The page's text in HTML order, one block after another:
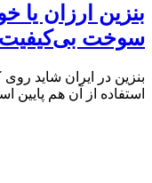
بنزین ارزان یا
سوخت
بنزین در ایران شاید روی
استفاده از آن هم پایین